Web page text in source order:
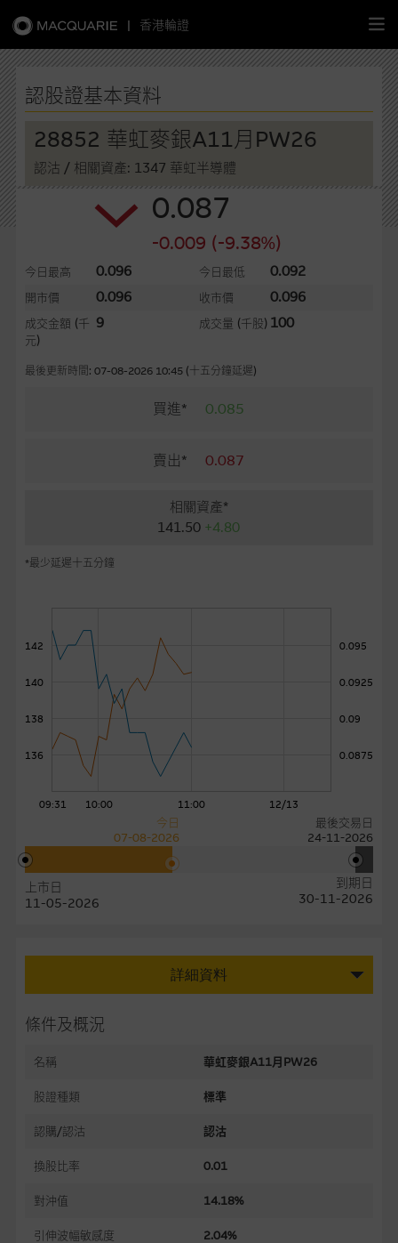
| 香港輪證
主頁
牛熊證
認股證基本資料
28852 華虹麥銀A11月PW26
認沽 / 相關資產: 1347 華虹半導體
0.087
-0.009 (-9.38%)
今日最高 0.096 今日最低 0.092
開市價 0.096 收市價 0.096
成交金額 (千
元)
9 成交量 (千股) 100
最後更新時間: 07-08-2026 10:45 (十五分鐘延遲)
買進* 0.085
賣出* 0.087
相關資產*
141.50 +4.80
*最少延遲十五分鐘
09:31 10:00 11:00 12/13
0.0875
0.09
0.0925
0.095
136
138
140
142
上市日
11-05-2026
今日
07-08-2026
最後交易日
24-11-2026
到期日
30-11-2026
詳細資料
條件及概況
名稱 華虹麥銀A11月PW26
股證種類 標準
認購/認沽 認沽
換股比率 0.01
對沖值 14.18%
引伸波幅敏感度 2.04%